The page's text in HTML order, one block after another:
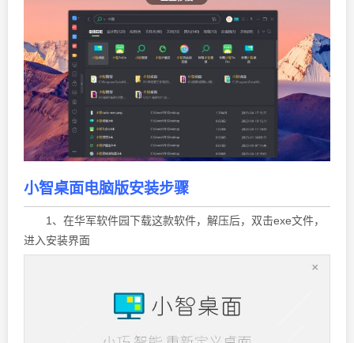
小智桌面电脑版安装步骤
1、在华军软件园下载这款软件，解压后，双击exe文件，
进入安装界面